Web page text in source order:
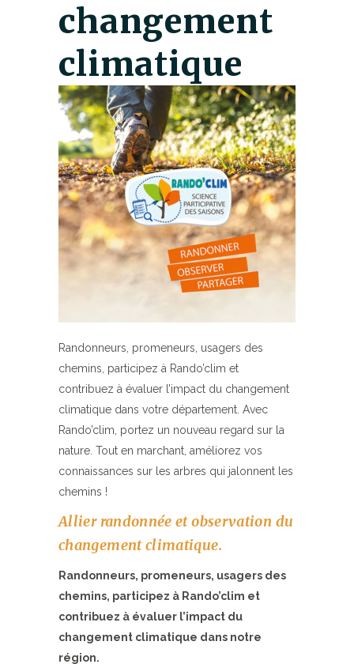
changement
climatique
Randonneurs, promeneurs, usagers des
chemins, participez à Rando’clim et
contribuez à évaluer l’impact du changement
climatique dans votre département. Avec
Rando’clim, portez un nouveau regard sur la
nature. Tout en marchant, améliorez vos
connaissances sur les arbres qui jalonnent les
chemins !
Allier randonnée et observation du
changement climatique.
Randonneurs, promeneurs, usagers des
chemins, participez à Rando’clim et
contribuez à évaluer l’impact du
changement climatique dans notre
région.